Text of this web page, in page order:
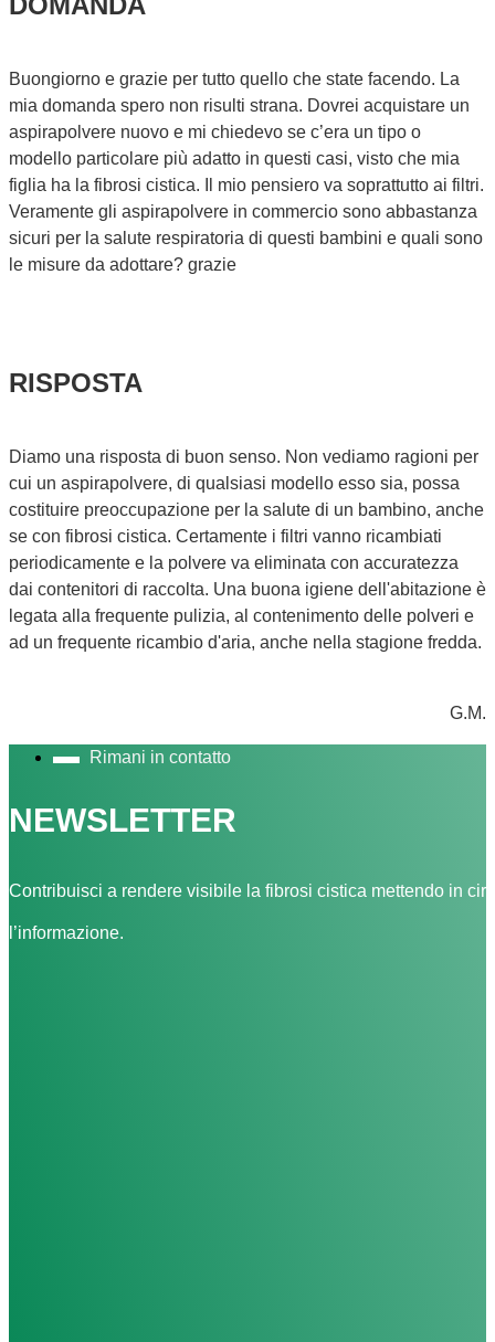
Buongiorno e grazie per tutto quello che state facendo. La
mia domanda spero non risulti strana. Dovrei acquistare un
aspirapolvere nuovo e mi chiedevo se c’era un tipo o
modello particolare più adatto in questi casi, visto che mia
figlia ha la fibrosi cistica. Il mio pensiero va soprattutto ai filtri.
Veramente gli aspirapolvere in commercio sono abbastanza
sicuri per la salute respiratoria di questi bambini e quali sono
le misure da adottare? grazie
RISPOSTA
Diamo una risposta di buon senso. Non vediamo ragioni per
cui un aspirapolvere, di qualsiasi modello esso sia, possa
costituire preoccupazione per la salute di un bambino, anche
se con fibrosi cistica. Certamente i filtri vanno ricambiati
periodicamente e la polvere va eliminata con accuratezza
dai contenitori di raccolta. Una buona igiene dell'abitazione è
legata alla frequente pulizia, al contenimento delle polveri e
ad un frequente ricambio d'aria, anche nella stagione fredda.
G.M.
Rimani in contatto
NEWSLETTER
Contribuisci a rendere visibile la fibrosi cistica mettendo in
l’informazione.